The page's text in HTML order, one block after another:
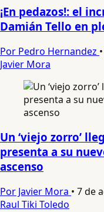
¡En pedazos!: el
Damián Tello en
Por Pedro Hernandez •
Javier Mora
Un ‘viejo zorro’
presenta a su
ascenso
Por Javier Mora • 7 de
Raul Tiki Toledo